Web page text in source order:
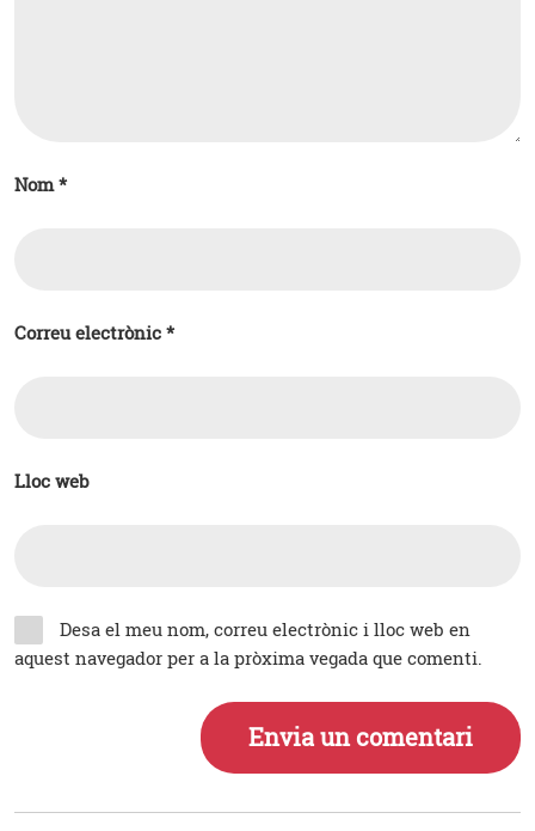
Nom*
Correu electrònic*
Lloc web
Desa el meu nom, correu electrònic i lloc web en
aquest navegador per a la pròxima vegada que comenti.